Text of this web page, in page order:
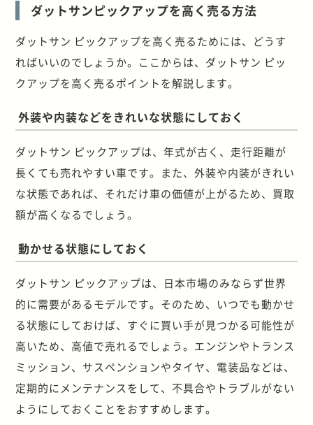
ダットサンピックアップを高く売る方法
ダットサン ピックアップを高く売るためには、どうす
ればいいのでしょうか。ここからは、ダットサン ピッ
クアップを高く売るポイントを解説します。
外装や内装などをきれいな状態にしておく
ダットサン ピックアップは、年式が古く、走行距離が
長くても売れやすい車です。また、外装や内装がきれい
な状態であれば、それだけ車の価値が上がるため、買取
額が高くなるでしょう。
動かせる状態にしておく
ダットサン ピックアップは、日本市場のみならず世界
的に需要があるモデルです。そのため、いつでも動かせ
る状態にしておけば、すぐに買い手が見つかる可能性が
高いため、高値で売れるでしょう。エンジンやトランス
ミッション、サスペンションやタイヤ、電装品などは、
定期的にメンテナンスをして、不具合やトラブルがない
ようにしておくことをおすすめします。